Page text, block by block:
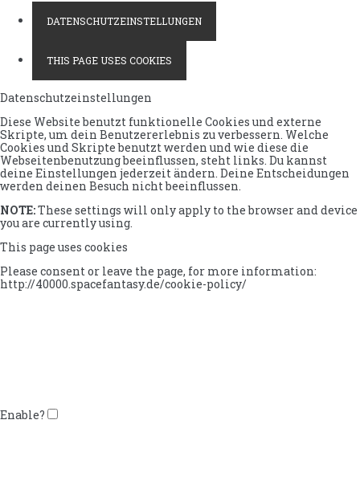
DATENSCHUTZEINSTELLUNGEN
THIS PAGE USES COOKIES
Datenschutzeinstellungen
Diese Website benutzt funktionelle Cookies und externe
Skripte, um dein Benutzererlebnis zu verbessern. Welche
Cookies und Skripte benutzt werden und wie diese die
Webseitenbenutzung beeinflussen, steht links. Du kannst
deine Einstellungen jederzeit ändern. Deine Entscheidungen
werden deinen Besuch nicht beeinflussen.
NOTE:These settings will only apply to the browser and device
you are currently using.
This page uses cookies
Please consent or leave the page, for more information:
http://40000.spacefantasy.de/cookie-policy/
Enable?